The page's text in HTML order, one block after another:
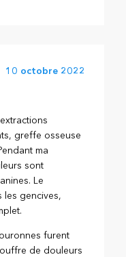
10 octobre 2022
greffe osseuse
ma
sont
Le
les gencives,
furent
de douleurs